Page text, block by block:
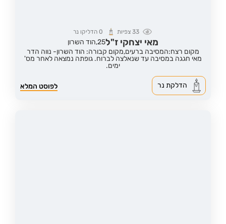
33 צפיות 0הדליקו נר
מאי יצחקי ז"ל25, הוד השרון
מקום רצח:המסיבה ברעים,מקום קבורה: הוד השרון- נווה הדר
מאי חגגה במסיבה עד שנאלצה לברוח. גופתה נמצאה לאחר מס'
ימים.
לפוסט המלא הדלקת נר